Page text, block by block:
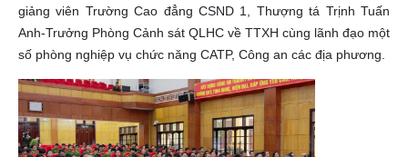
giảng viên Trường Cao đẳng CSND 1, Thượng tá Trịnh Tuấn
Anh-Trưởng Phòng Cảnh sát QLHC về TTXH cùng lãnh đạo một
số phòng nghiệp vụ chức năng CATP, Công an các địa phương.